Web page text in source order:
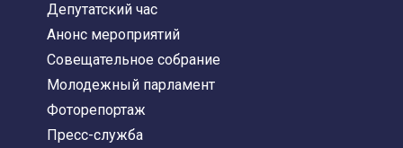
Депутатский час
Анонс мероприятий
Совещательное собрание
Молодежный парламент
Фоторепортаж
Пресс-служба